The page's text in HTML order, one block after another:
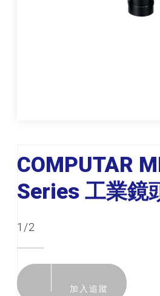
COMPUTAR
Series 工業鏡
1/2
加入追蹤